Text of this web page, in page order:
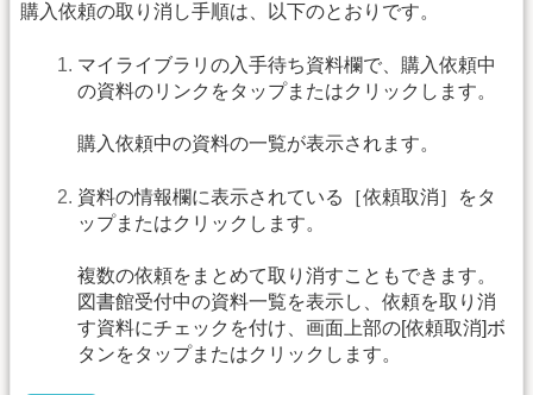
購入依頼の取り消し手順は、以下のとおりです。
マイライブラリの入手待ち資料欄で、購入依頼中
の資料のリンクをタップまたはクリックします。
購入依頼中の資料の一覧が表示されます。
資料の情報欄に表示されている［依頼取消］をタ
ップまたはクリックします。
複数の依頼をまとめて取り消すこともできます。
図書館受付中の資料一覧を表示し、依頼を取り消
す資料にチェックを付け、画面上部の[依頼取消]ボ
タンをタップまたはクリックします。